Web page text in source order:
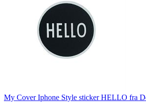
My Cover Iphone Style sticker HELLO fra